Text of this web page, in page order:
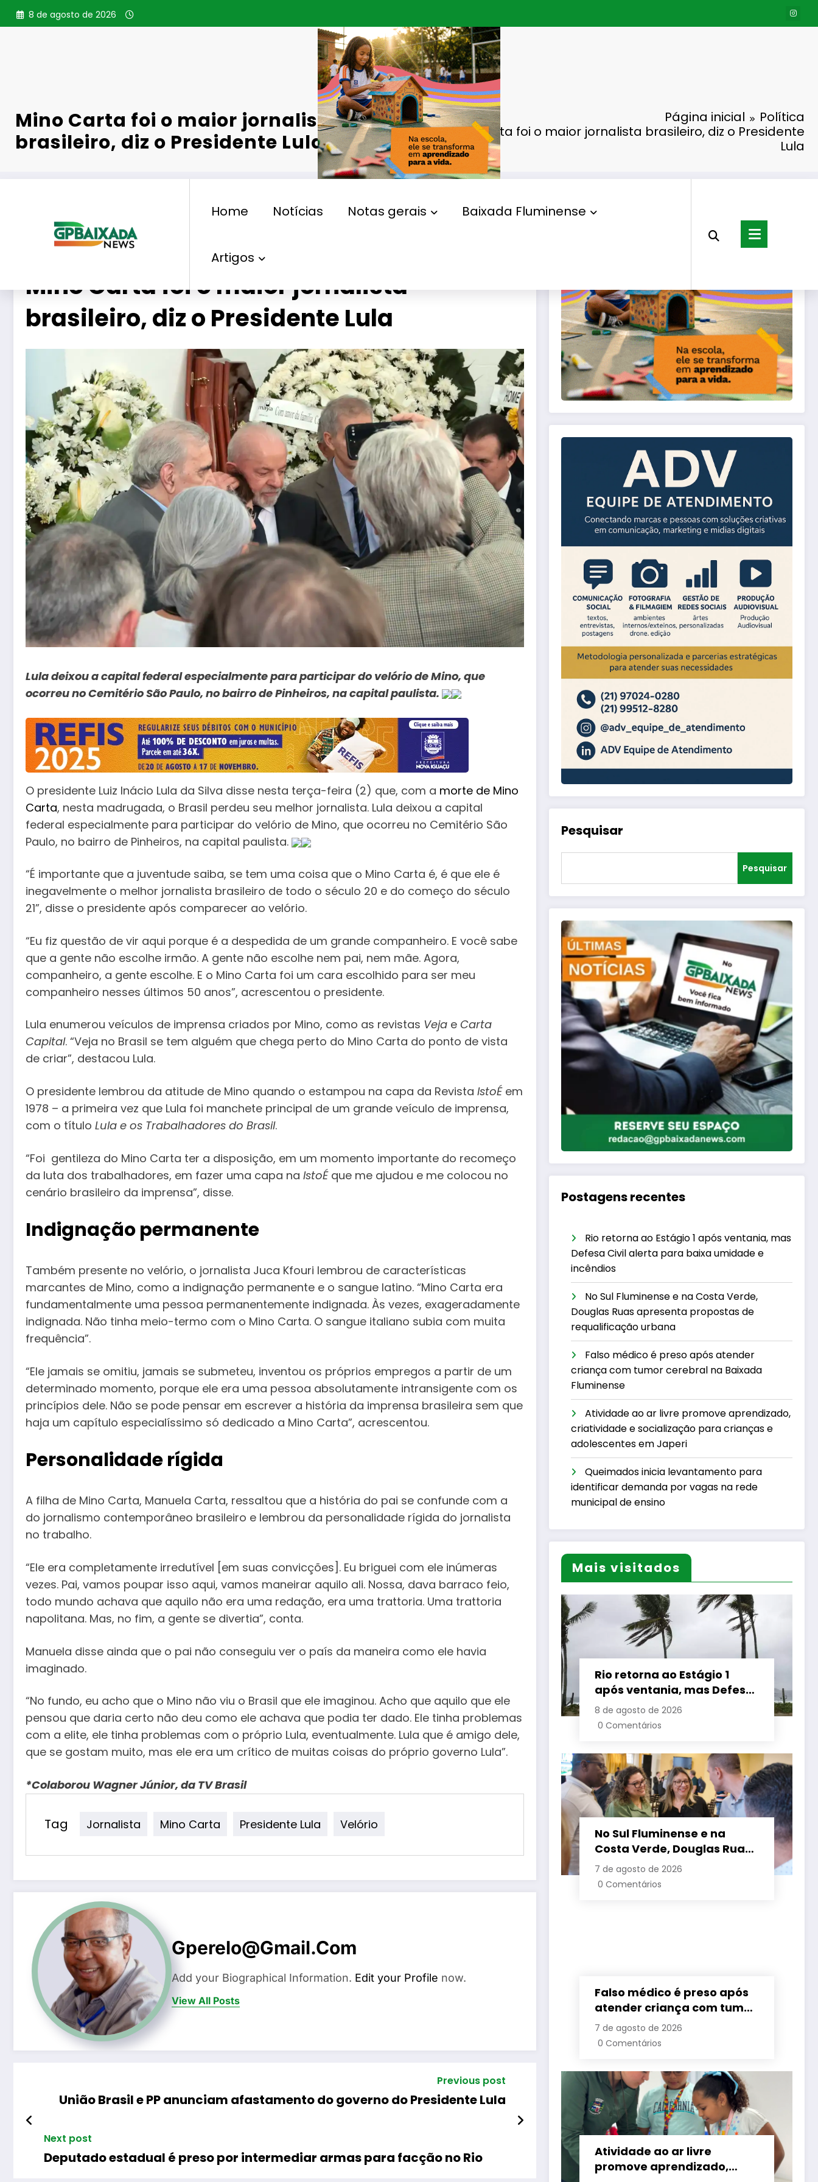
Pular
para
8 de agosto de 2026
Home Notícias Notas gerais Baixada Fluminense
Artigos
Mino Carta foi o maior jornalista
brasileiro, diz o Presidente Lula
Página inicial
Política
Mino Carta foi o maior jornalista brasileiro, diz o Presidente
Lula
Política Presidente Lula Velório Gperelo@gmail.com
2 De Setembro De 2025
Mino Carta foi o maior jornalista
brasileiro, diz o Presidente Lula
Lula deixou a capital federal especialmente para participar do velório de Mino, que
ocorreu no Cemitério São Paulo, no bairro de Pinheiros, na capital paulista.
O presidente Luiz Inácio Lula da Silva disse nesta terça-feira (2) que, com a morte de Mino
Carta, nesta madrugada, o Brasil perdeu seu melhor jornalista. Lula deixou a capital
federal especialmente para participar do velório de Mino, que ocorreu no Cemitério São
Paulo, no bairro de Pinheiros, na capital paulista.
“É importante que a juventude saiba, se tem uma coisa que o Mino Carta é, é que ele é
inegavelmente o melhor jornalista brasileiro de todo o século 20 e do começo do século
21”, disse o presidente após comparecer ao velório.
“Eu fiz questão de vir aqui porque é a despedida de um grande companheiro. E você sabe
que a gente não escolhe irmão. A gente não escolhe nem pai, nem mãe. Agora,
companheiro, a gente escolhe. E o Mino Carta foi um cara escolhido para ser meu
companheiro nesses últimos 50 anos”, acrescentou o presidente.
Lula enumerou veículos de imprensa criados por Mino, como as revistas Veja e Carta
Capital. “Veja no Brasil se tem alguém que chega perto do Mino Carta do ponto de vista
de criar”, destacou Lula.
O presidente lembrou da atitude de Mino quando o estampou na capa da Revista IstoÉ em
1978 – a primeira vez que Lula foi manchete principal de um grande veículo de imprensa,
com o título Lula e os Trabalhadores do Brasil.
“Foi gentileza do Mino Carta ter a disposição, em um momento importante do recomeço
da luta dos trabalhadores, em fazer uma capa na IstoÉ que me ajudou e me colocou no
cenário brasileiro da imprensa”, disse.
Indignação permanente
Também presente no velório, o jornalista Juca Kfouri lembrou de características
marcantes de Mino, como a indignação permanente e o sangue latino. “Mino Carta era
fundamentalmente uma pessoa permanentemente indignada. Às vezes, exageradamente
indignada. Não tinha meio-termo com o Mino Carta. O sangue italiano subia com muita
frequência”.
“Ele jamais se omitiu, jamais se submeteu, inventou os próprios empregos a partir de um
determinado momento, porque ele era uma pessoa absolutamente intransigente com os
princípios dele. Não se pode pensar em escrever a história da imprensa brasileira sem que
haja um capítulo especialíssimo só dedicado a Mino Carta”, acrescentou.
Personalidade rígida
A filha de Mino Carta, Manuela Carta, ressaltou que a história do pai se confunde com a
do jornalismo contemporâneo brasileiro e lembrou da personalidade rígida do jornalista
no trabalho.
“Ele era completamente irredutível [em suas convicções]. Eu briguei com ele inúmeras
vezes. Pai, vamos poupar isso aqui, vamos maneirar aquilo ali. Nossa, dava barraco feio,
todo mundo achava que aquilo não era uma redação, era uma trattoria. Uma trattoria
napolitana. Mas, no fim, a gente se divertia”, conta.
Manuela disse ainda que o pai não conseguiu ver o país da maneira como ele havia
imaginado.
“No fundo, eu acho que o Mino não viu o Brasil que ele imaginou. Acho que aquilo que ele
pensou que daria certo não deu como ele achava que podia ter dado. Ele tinha problemas
com a elite, ele tinha problemas com o próprio Lula, eventualmente. Lula que é amigo dele,
que se gostam muito, mas ele era um crítico de muitas coisas do próprio governo Lula”.
*Colaborou Wagner Júnior, da TV Brasil
Tag Jornalista Mino Carta Presidente Lula Velório
Gperelo@gmail.com
Add your Biographical Information. Edit your Profile now.
View All Posts
Previous post
União Brasil e PP anunciam afastamento do governo do Presidente Lula
Next post
Deputado estadual é preso por intermediar armas para facção no Rio
Pesquisar
Pesquisar
Postagens recentes
Rio retorna ao Estágio 1 após ventania, mas
Defesa Civil alerta para baixa umidade e
incêndios
No Sul Fluminense e na Costa Verde,
Douglas Ruas apresenta propostas de
requalificação urbana
Falso médico é preso após atender
criança com tumor cerebral na Baixada
Fluminense
Atividade ao ar livre promove aprendizado,
criatividade e socialização para crianças e
adolescentes em Japeri
Queimados inicia levantamento para
identificar demanda por vagas na rede
municipal de ensino
Mais visitados
Rio retorna ao Estágio 1
após ventania, mas Defesa
Civil alerta para baixa
umidade e incêndios
8 de agosto de 2026
0 Comentários
No Sul Fluminense e na
Costa Verde, Douglas Ruas
apresenta propostas de
requalificação urbana
7 de agosto de 2026
0 Comentários
Falso médico é preso após
atender criança com tumor
cerebral na Baixada
Fluminense
7 de agosto de 2026
0 Comentários
Atividade ao ar livre
promove aprendizado,